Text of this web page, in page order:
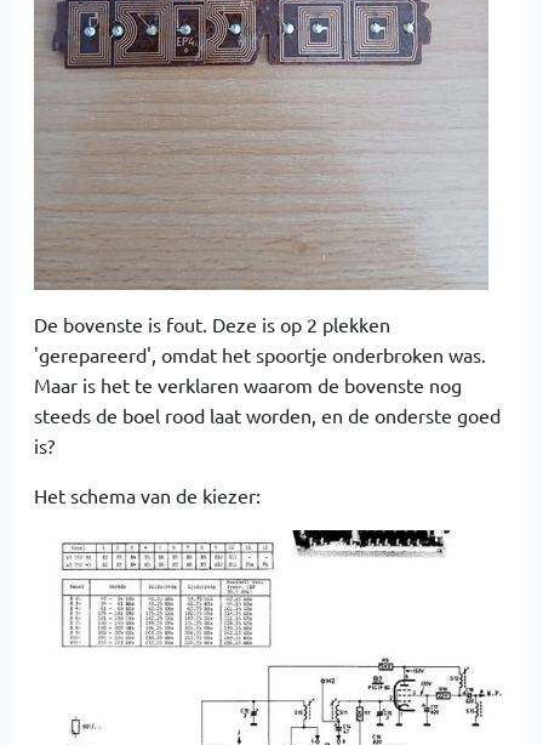
De bovenste is fout. Deze is op 2 plekken
'gerepareerd', omdat het spoortje onderbroken was.
Maar is het te verklaren waarom de bovenste nog
steeds de boel rood laat worden, en de onderste goed
is?
Het schema van de kiezer: